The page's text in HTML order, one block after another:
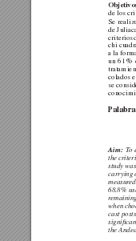
de los
Se
de
criterios
chi
a la
un 61 %
colados
se
Aim: To
the
study was
carrying
measur
68.8%
r
when c
cast posts
the